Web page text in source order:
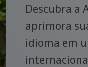
Descubra a
aprimora
idioma em